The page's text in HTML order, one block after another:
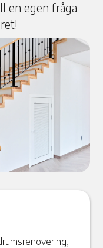
en egen fråga